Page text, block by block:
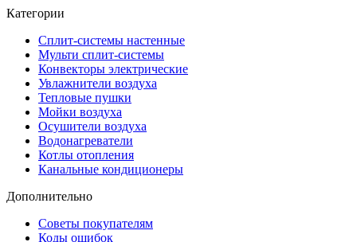
Категории
Сплит-системы настенные
Мульти сплит-системы
Конвекторы электрические
Увлажнители воздуха
Тепловые пушки
Мойки воздуха
Осушители воздуха
Водонагреватели
Котлы отопления
Канальные кондиционеры
Дополнительно
Советы покупателям
Коды ошибок